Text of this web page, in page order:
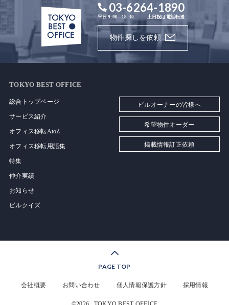
03-6264-1890
平日 9:00 - 18:30 土日祝は電話転送
物件探しを依頼
TOKYO BEST OFFICE
総合トップページ
サービス紹介
オフィス移転AtoZ
オフィス移転用語集
特集
仲介実績
お知らせ
ビルクイズ
ビルオーナーの皆様へ
希望物件オーダー
掲載情報訂正依頼
PAGE TOP
会社概要 お問い合わせ 個人情報保護方針 採用情報